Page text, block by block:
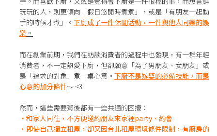
玩玩的人，則更傾向「假日悠閒時煮煮」，或是「有朋友一起動
手的時候才煮」。 下廚成了一件休閒活動，一件與他人同樂的娛
樂 。
而在創業前期，我們在訪談消費者的過程中也發現，有一群年輕
消費者，不一定熱愛下廚，但卻願意「為了男朋友、女朋友」或
是「追求的對象」煮一桌心意。 下廚不是嫁娶的必備技能，而是
心意的加分條件～ <3
然而，這些需要背後都有一些共通的困擾：
・和家人同住，不方便邀約朋友來家裡party、約會
・即使自己獨立租屋，卻又因台北租屋環境條件限制，有廚房的